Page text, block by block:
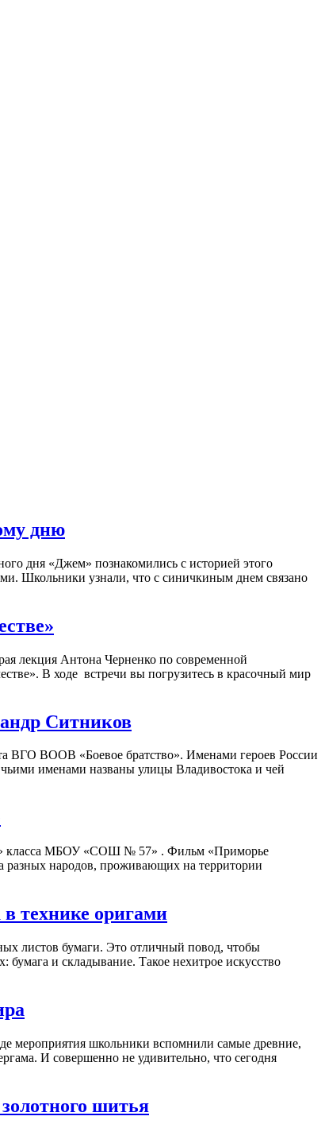
дню
дня «Джем» познакомились с историей этого
Школьники узнали, что с синичкиным днем связано
лекция Антона Черненко по современной
В ходе встречи вы погрузитесь в красочный мир
Ситников
ВГО ВООВ «Боевое братство». Именами героев России
именами названы улицы Владивостока и чей
класса МБОУ «СОШ № 57» . Фильм «Приморье
разных народов, проживающих на территории
технике оригами
листов бумаги. Это отличный повод, чтобы
и складывание. Такое нехитрое искусство
мероприятия школьники вспомнили самые древние,
И совершенно не удивительно, что сегодня
шитья